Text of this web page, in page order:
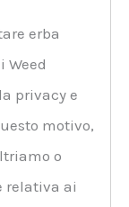
erba
Weed
privacy e
motivo,
o
relativa ai